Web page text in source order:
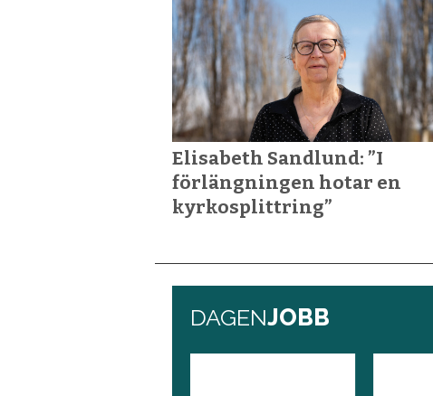
Elisabeth Sandlund: ”I
förlängningen hotar en
kyrkosplittring”